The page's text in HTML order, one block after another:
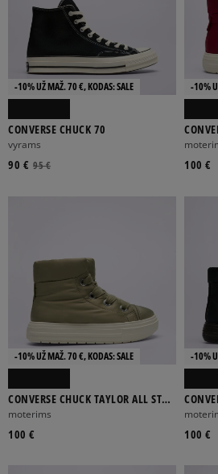
-10% UŽ MAŽ. 70 €, KODAS: SALE
CONVERSE CHUCK 70
vyrams
95 €
90 €
-10%
100 €
-10% UŽ MAŽ. 70 €, KODAS: SALE
CONVERSE CHUCK TAYLOR ALL STAR
ELEMENTS BOOT
moterims
100 €
-10%
100 €